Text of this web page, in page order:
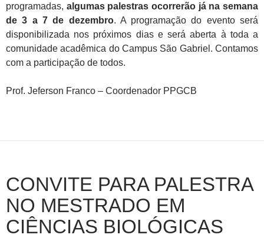
programadas, algumas palestras ocorrerão já na semana
de 3 a 7 de dezembro. A programação do evento será
disponibilizada nos próximos dias e será aberta à toda a
comunidade acadêmica do Campus São Gabriel. Contamos
com a participação de todos.
Prof. Jeferson Franco – Coordenador PPGCB
CONVITE PARA PALESTRA
NO MESTRADO EM
CIÊNCIAS BIOLÓGICAS